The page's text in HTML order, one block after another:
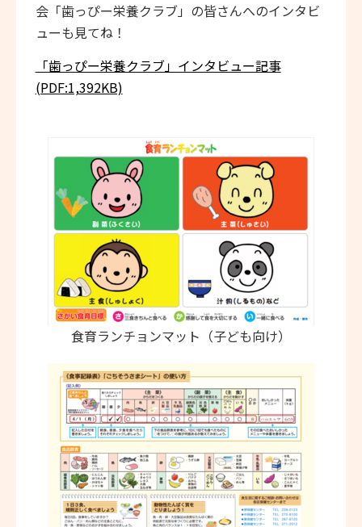
会「歯っぴー栄養クラブ」の皆さんへのインタビ
ューも見てね！
「歯っぴー栄養クラブ」インタビュー記事
(PDF:1,392KB)
食育ランチョンマット（子ども向け）